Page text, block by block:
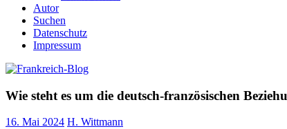
Autor
Suchen
Datenschutz
Impressum
Wie steht es um die deutsch-französischen
16. Mai 2024 H. Wittmann